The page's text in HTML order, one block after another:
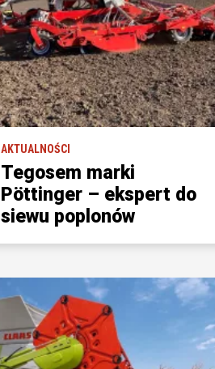
AKTUALNOŚCI
Tegosem marki
Pöttinger – ekspert do
siewu poplonów